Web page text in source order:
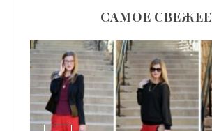
САМОЕ СВЕЖЕЕ